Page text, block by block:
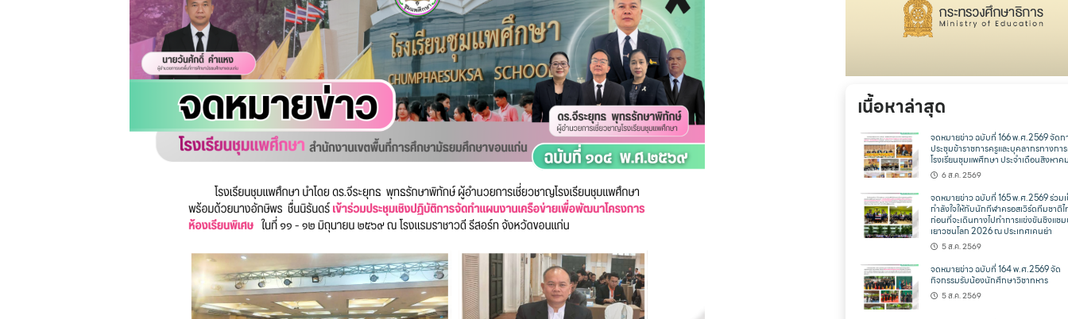
เนื้อหาล่าสุด
จดหมายข่าว ฉบับที่ 166 พ.ศ.2569 จัดก
ประชุมข้าราชการครูและบุคลากรทางกา
โรงเรียนชุมแพศึกษา ประจำเดือนสิงหาค
6 ส.ค. 2569
จดหมายข่าว ฉบับที่ 165 พ.ศ.2569 ร่วม
กำลังใจให้กับนักกีฬาครอสเวิร์ดทีมชาติ
ก่อนที่จะเดินทางไปทำการแข่งขันชิงแช
เยาวชนโลก 2026 ณ ประเทศเคนย่า
5 ส.ค. 2569
จดหมายข่าว ฉบับที่ 164 พ.ศ.2569 จัด
กิจกรรมรับน้องนักศึกษาวิชาทหาร
5 ส.ค. 2569